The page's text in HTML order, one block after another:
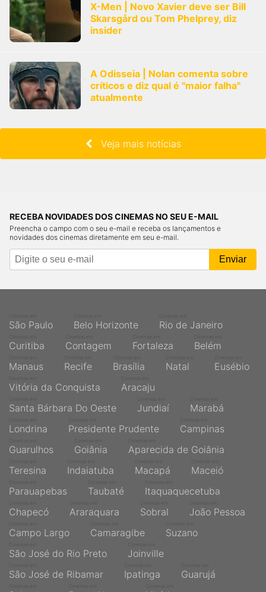
X-Men | Novo Xavier deve ser Bill
Skarsgård ou Tom Phelprey, diz
insider
A Odisseia | Nolan comenta sobre
críticos e diz qual é "maior falha"
atualmente
Veja mais notícias
RECEBA NOVIDADES DOS CINEMAS NO SEU E-MAIL
Preencha o campo com o seu e-mail e receba os lançamentos e
novidades dos cinemas diretamente em seu e-mail.
São Paulo Belo Horizonte Rio de Janeiro
Curitiba Contagem Fortaleza Belém
Manaus Recife Brasília Natal Eusébio
Vitória da Conquista Aracaju
Santa Bárbara Do Oeste Jundiaí Marabá
Londrina Presidente Prudente Campinas
Guarulhos Goiânia Aparecida de Goiânia
Teresina Indaiatuba Macapá Maceió
Parauapebas Taubaté Itaquaquecetuba
Chapecó Araraquara Sobral João Pessoa
Campo Largo Camaragibe Suzano
São José do Rio Preto Joinville
São José de Ribamar Ipatinga Guarujá